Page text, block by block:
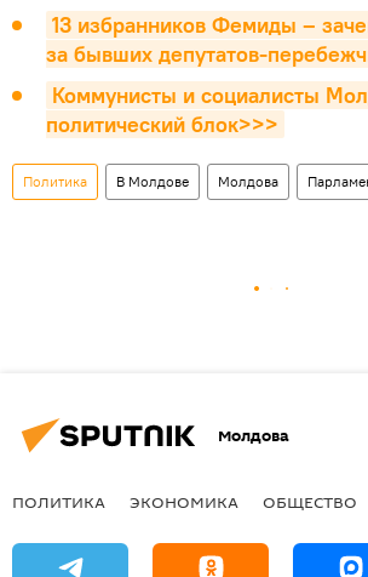
13 избранников Фемиды –
за бывших депутатов-
Коммунисты и социалисты
политический блок>>>
Политика В Молдове Молдова
Молдова
ПОЛИТИКА ЭКОНОМИКА ОБЩЕСТВО